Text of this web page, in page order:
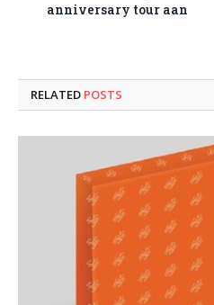
anniversary tour aan
RELATED POSTS